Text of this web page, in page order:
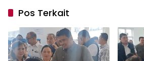
Pos Terkait